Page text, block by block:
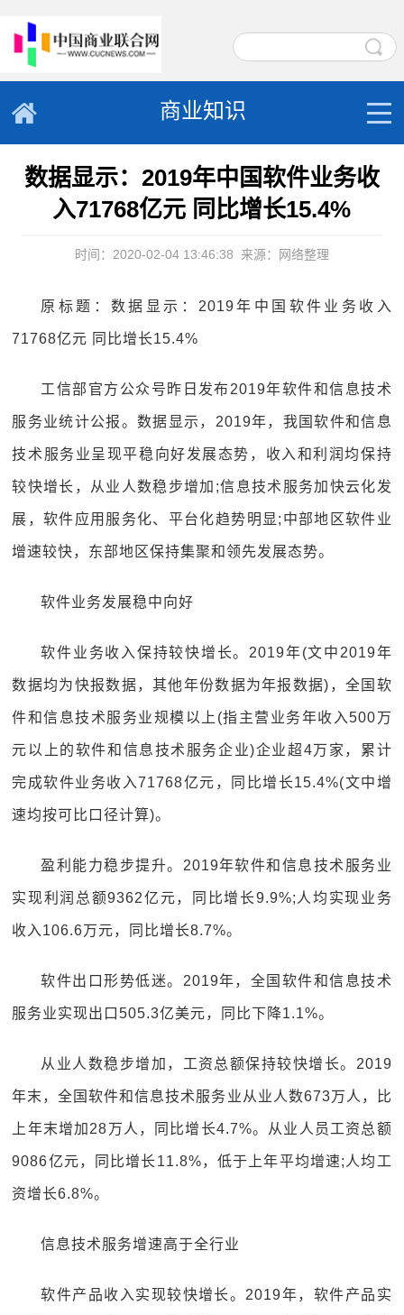
商业知识
数据显示：2019年中国软件业务收
入71768亿元 同比增长15.4%
时间：2020-02-04 13:46:38 来源：网络整理
原标题：数据显示：2019年中国软件业务收入
71768亿元 同比增长15.4%
工信部官方公众号昨日发布2019年软件和信息技术
服务业统计公报。数据显示，2019年，我国软件和信息
技术服务业呈现平稳向好发展态势，收入和利润均保持
较快增长，从业人数稳步增加;信息技术服务加快云化发
展，软件应用服务化、平台化趋势明显;中部地区软件业
增速较快，东部地区保持集聚和领先发展态势。
软件业务发展稳中向好
软件业务收入保持较快增长。2019年(文中2019年
数据均为快报数据，其他年份数据为年报数据)，全国软
件和信息技术服务业规模以上(指主营业务年收入500万
元以上的软件和信息技术服务企业)企业超4万家，累计
完成软件业务收入71768亿元，同比增长15.4%(文中增
速均按可比口径计算)。
盈利能力稳步提升。2019年软件和信息技术服务业
实现利润总额9362亿元，同比增长9.9%;人均实现业务
收入106.6万元，同比增长8.7%。
软件出口形势低迷。2019年，全国软件和信息技术
服务业实现出口505.3亿美元，同比下降1.1%。
从业人数稳步增加，工资总额保持较快增长。2019
年末，全国软件和信息技术服务业从业人数673万人，比
上年末增加28万人，同比增长4.7%。从业人员工资总额
9086亿元，同比增长11.8%，低于上年平均增速;人均工
资增长6.8%。
信息技术服务增速高于全行业
软件产品收入实现较快增长。2019年，软件产品实